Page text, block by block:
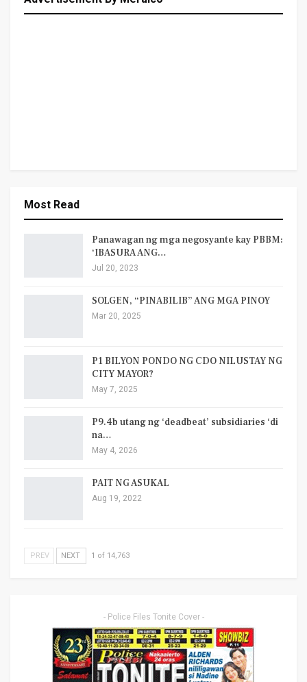
Most Read
Panawagan ng mga negosyante kay PBBM:
‘IBASURA ANG…
Jul 20, 2023
SOLGEN, “PINABILIB” ANG MGA PINOY
Mar 20, 2025
P1 BILYON PONDO NG CDO NILUSTAY NG
CITY MAYOR?
May 7, 2025
P9.4b utang ng ‘deadbeat’ subsidiaries ‘di
na…
May 4, 2026
PAIT NG ASUKAL
Aug 19, 2022
PREV NEXT 1 of 14,763
- Police Files Tonite Cover -